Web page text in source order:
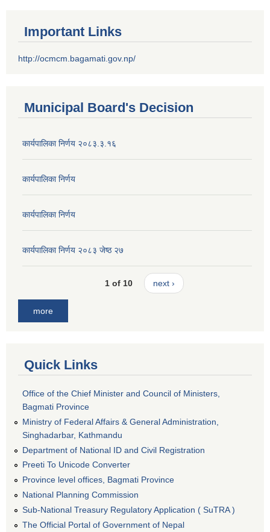
Important Links
http://ocmcm.bagamati.gov.np/
Municipal Board's Decision
कार्यपालिका निर्णय २०८३.३.१६
कार्यपालिका निर्णय
कार्यपालिका निर्णय
कार्यपालिका निर्णय २०८३ जेष्ठ २७
1 of 10 next ›
more
Quick Links
Office of the Chief Minister and Council of Ministers,
Bagmati Province
Ministry of Federal Affairs & General Administration,
Singhadarbar, Kathmandu
Department of National ID and Civil Registration
Preeti To Unicode Converter
Province level offices, Bagmati Province
National Planning Commission
Sub-National Treasury Regulatory Application ( SuTRA )
The Official Portal of Government of Nepal